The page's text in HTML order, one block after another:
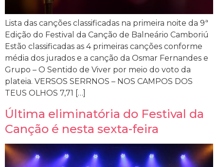
Lista das canções classificadas na primeira noite da 9ª
Edição do Festival da Canção de Balneário Camboriú
Estão classificadas as 4 primeiras canções conforme
média dos jurados e a canção da Osmar Fernandes e
Grupo – O Sentido de Viver por meio do voto da
plateia. VERSOS SERRNOS – NOS CAMPOS DOS
TEUS OLHOS 7,71 […]
Última eliminatória do Festival da
Canção é nesta sexta-feira